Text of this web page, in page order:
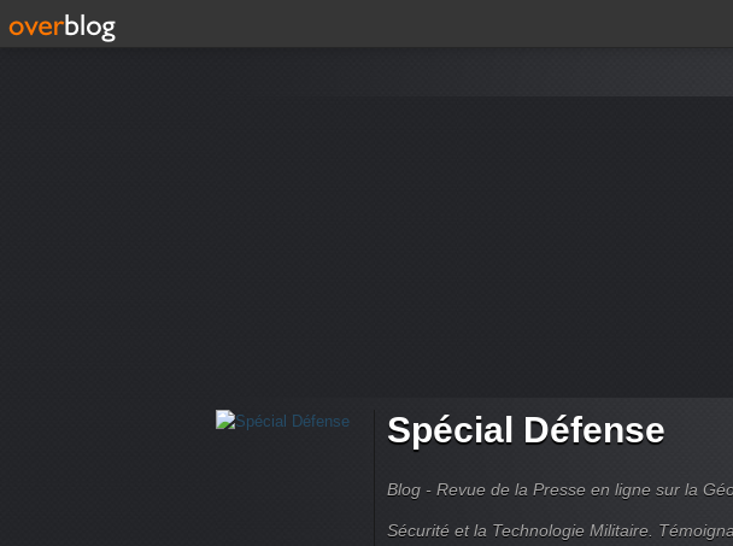
Spécial Défense
Blog - Revue de la Presse en ligne sur la
Sécurité et la Technologie Militaire.